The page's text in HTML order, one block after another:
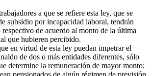
a que se refiere esta ley, que se
subsidio por incapacidad laboral, tendrán
de acuerdo al monto de la última
que hubieren percibido.
en virtud de esta ley puedan impetrar el
de dos o más entidades diferentes, sólo
determine la remuneración de mayor monto;
pensionados de algún régimen de previsión,